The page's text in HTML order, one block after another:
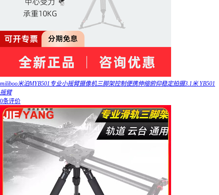
miliboo米泊MYB501专业小摇臂摄像机三脚架控制便携伸缩俯仰稳定拍摄3.1米 YB501
摇臂
0条评价